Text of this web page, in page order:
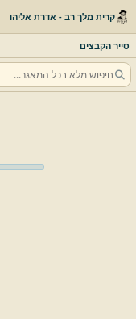
קרית מלך רב - אדרת אליהו
סייר הקבצים